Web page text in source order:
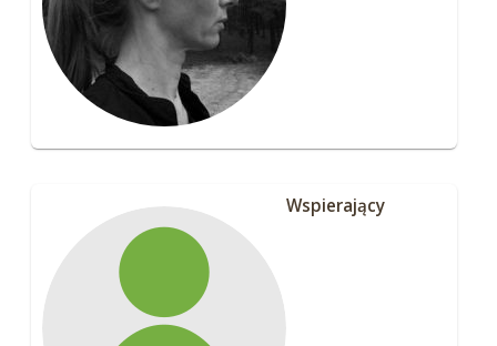
Wspierający